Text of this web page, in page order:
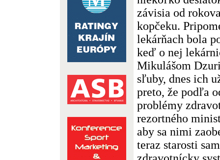
závisia od
kopčeku.
lekárňach bola
keď o nej
Mikulášom
sľuby, dnes ich
preto, že podľa
problémy
rezortného
aby sa nimi
teraz starosti